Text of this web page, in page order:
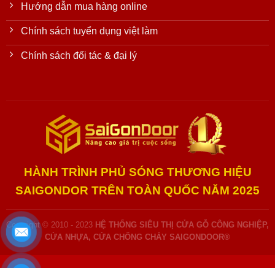
Hướng dẫn mua hàng online
Chính sách tuyển dụng việt làm
Chính sách đối tác & đại lý
HÀNH TRÌNH PHỦ SÓNG THƯƠNG HIỆU
SAIGONDOR TRÊN TOÀN QUỐC NĂM 2025
Copyright © 2010 - 2023 HỆ THỐNG SIÊU THỊ CỬA GỖ CÔNG NGHIỆP,
CỬA NHỰA, CỬA CHỐNG CHÁY SAIGONDOOR®